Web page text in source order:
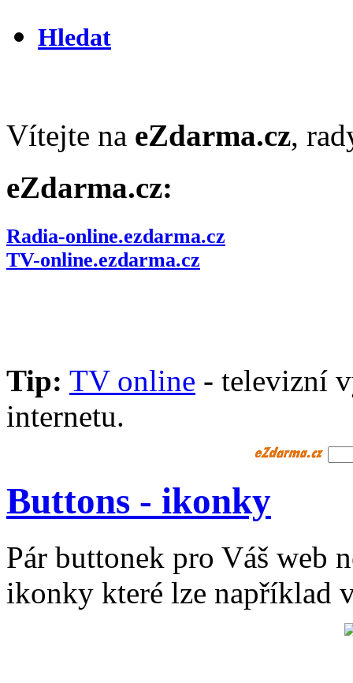
Hledat
Vítejte na eZdarma.cz,
eZdarma.cz:
Radia-online.ezdarma.cz
TV-online.ezdarma.cz
Tip: TV online - televizní
internetu.
Buttons - ikonky
Pár buttonek pro Váš web
ikonky které lze například